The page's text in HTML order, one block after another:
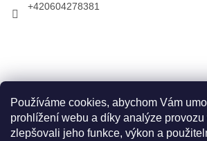
Používáme cookies, abychom Vám
prohlížení webu a díky analýze
zlepšovali jeho funkce, výkon a
+420604278381